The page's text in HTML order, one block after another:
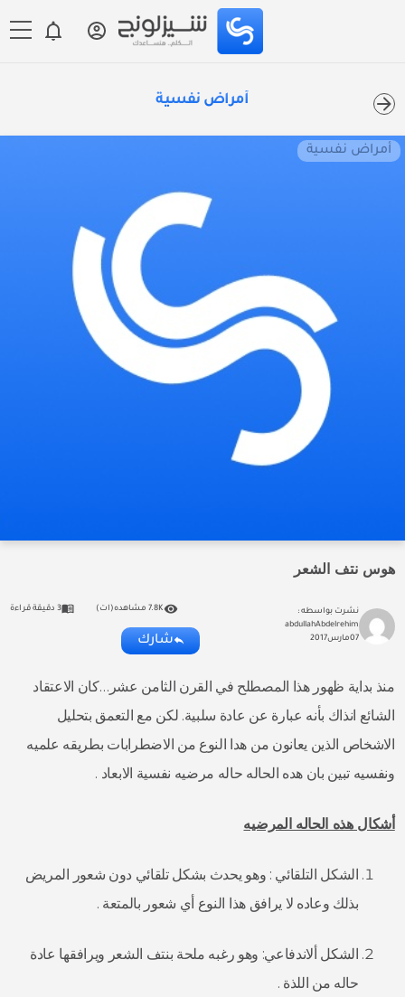
أمراض نفسية
أمراض نفسية
هوس نتف الشعر
نشرت بواسطه :
abdullahAbdelrehim
07مارس2017
7.8K مشاهده(ات) 3 دقيقة قراءة
شارك
منذ بداية ظهور هذا المصطلح في القرن الثامن عشر…كان الاعتقاد
الشائع انذاك بأنه عبارة عن عادة سلبية. لكن مع التعمق بتحليل
الاشخاص الذين يعانون من هدا النوع من الاضطرابات بطريقه علميه
ونفسيه تبين بان هده الحاله حاله مرضيه نفسية الابعاد .
أشكال هذه الحاله المرضيه
الشكل التلقائي : وهو يحدث بشكل تلقائي دون شعور المريض
بذلك وعاده لا يرافق هذا النوع أي شعور بالمتعة .
الشكل ألاندفاعي: وهو رغبه ملحة بنتف الشعر ويرافقها عادة
حاله من اللذة .